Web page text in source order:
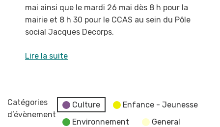
mai ainsi que le mardi 26 mai dès 8 h pour la
mairie et 8 h 30 pour le CCAS au sein du Pôle
social Jacques Decorps.
Lire la suite
Catégories
d’évènement
Culture
Enfance - Jeunesse
Environnement
General